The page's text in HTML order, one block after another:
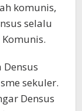
komunis,
selalu
sekuler.
Densus